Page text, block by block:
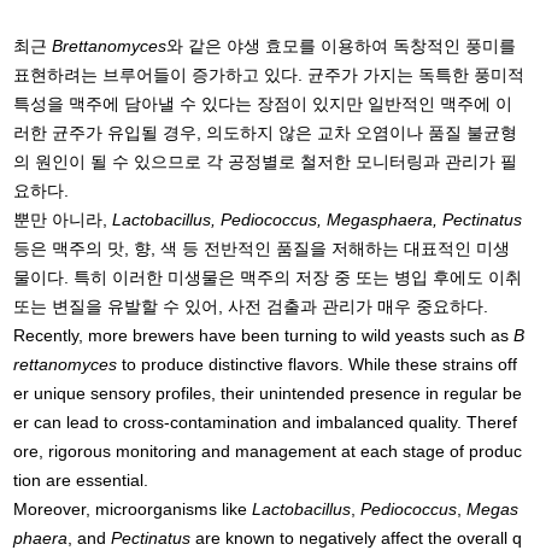
최근Brettanomyces와 같은 야생 효모를 이용하여 독창적인 풍미를
표현하려는 브루어들이 증가하고 있다. 균주가 가지는 독특한 풍미적
특성을 맥주에 담아낼 수 있다는 장점이 있지만 일반적인 맥주에 이
러한 균주가 유입될 경우, 의도하지 않은 교차 오염이나 품질 불균형
의 원인이 될 수 있으므로 각 공정별로 철저한 모니터링과 관리가 필
요하다.
뿐만 아니라,Lactobacillus, Pediococcus, Megasphaera, Pectinatus
등은 맥주의 맛, 향, 색 등 전반적인 품질을 저해하는 대표적인 미생
물이다. 특히 이러한 미생물은 맥주의 저장 중 또는 병입 후에도 이취
또는 변질을 유발할 수 있어, 사전 검출과 관리가 매우 중요하다.
Recently, more brewers have been turning to wild yeasts such asB
rettanomyces to produce distinctive flavors. While these strains off
er unique sensory profiles, their unintended presence in regular be
er can lead to cross-contamination and imbalanced quality. Theref
ore, rigorous monitoring and management at each stage of produc
tion are essential.
Moreover, microorganisms likeLactobacillus,Pediococcus,Megas
phaera, andPectinatus are known to negatively affect the overall q